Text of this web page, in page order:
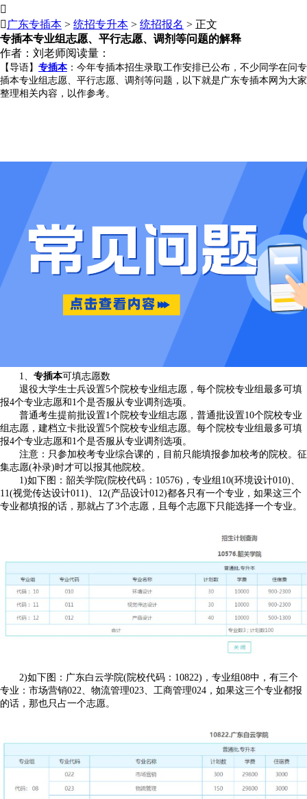

 广东专插本 > 统招专升本 > 统招报名 > 正文
专插本专业组志愿、平行志愿、调剂等问题的解释
作者：刘老师阅读量：
【导语】 专插本：今年专插本招生录取工作安排已公布，不少同学在问专
插本专业组志愿、平行志愿、调剂等问题， 以下就是广东专插本网为大家
整理相关内容，以作参考。
1、 专插本可填志愿数
退役大学生士兵设置5个院校专业组志愿，每个院校专业组最多可填
报4个专业志愿和1个是否服从专业调剂选项。
普通考生提前批设置1个院校专业组志愿，普通批设置10个院校专业
组志愿，建档立卡批设置5个院校专业组志愿。每个院校专业组最多可填
报4个专业志愿和1个是否服从专业调剂选项。
注意：只参加校考专业综合课的，目前只能填报参加校考的院校。征
集志愿(补录)时才可以报其他院校。
1)如下图：韶关学院(院校代码：10576)，专业组10(环境设计010)、
11(视觉传达设计011)、12(产品设计012)都各只有一个专业，如果这三个
专业都填报的话，那就占了3个志愿，且每个志愿下只能选择一个专业。
2)如下图：广东白云学院(院校代码：10822)，专业组08中，有三个
专业：市场营销022、物流管理023、工商管理024，如果这三个专业都报
的话，那也只占一个志愿。